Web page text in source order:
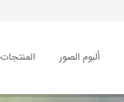
ألبوم الصور المنتجات